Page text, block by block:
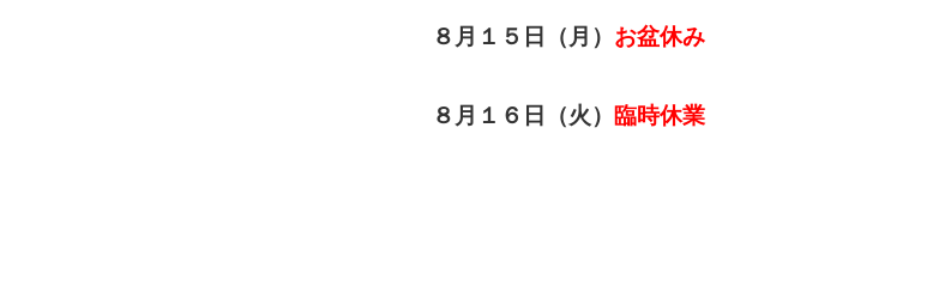
８月１５日（月） お盆休み
８月１６日（火） 臨時休業